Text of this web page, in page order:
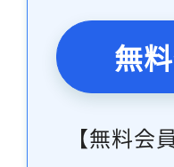
無
【無料